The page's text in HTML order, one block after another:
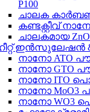
P100
ചാലക കാർബൺ
കണ്ടക്റ്റീവ്
ചാലകമായ ZnO
നാനോ ATO
നാനോ GTO
നാനോ ITO
നാനോ MoO3
നാനോ WO3